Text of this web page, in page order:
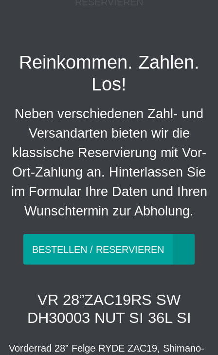
Reinkommen. Zahlen.
Los!
Neben verschiedenen Zahl- und
Versandarten bieten wir die
klassische Reservierung mit Vor-
Ort-Zahlung an. Hinterlassen Sie
im Formular Ihre Daten und Ihren
Wunschtermin zur Abholung.
BESTELLEN / RESERVIEREN
VR 28”ZAC19RS SW
DH30003 NUT SI 36L SI
Vorderrad 28” Felge RYDE ZAC19, Shimano-